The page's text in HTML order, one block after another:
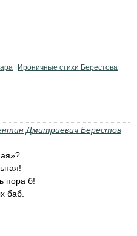
Ироничные стихи Берестова
Дмитриевич Берестов
пора б!
баб.